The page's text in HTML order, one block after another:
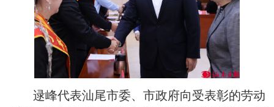
逯峰代表汕尾市委、市政府向受表彰的劳动